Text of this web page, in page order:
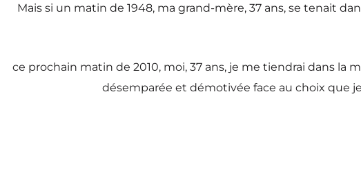
Mais si un matin de 1948, ma grand-mère, 37 ans, se tenait
ce prochain matin de 2010, moi, 37 ans, je me tiendrai dans
désemparée et démotivée face au choix que